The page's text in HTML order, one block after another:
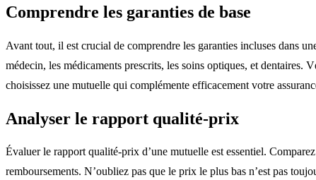
Comprendre les garanties de base
Avant tout, il est crucial de comprendre les garanties incluses dans
médecin, les médicaments prescrits, les soins optiques, et dentaires.
choisissez une mutuelle qui complémente efficacement votre
Analyser le rapport qualité-prix
Évaluer le rapport qualité-prix d’une mutuelle est essentiel.
remboursements. N’oubliez pas que le prix le plus bas n’est pas